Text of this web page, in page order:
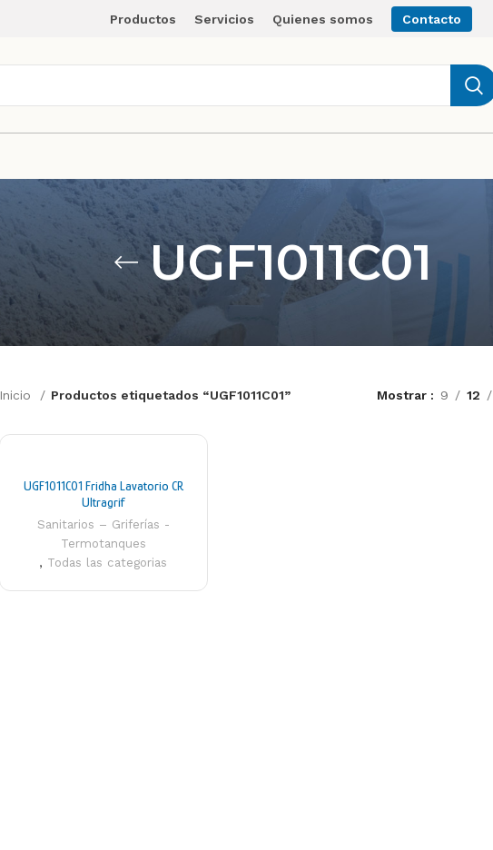
Productos Servicios Quienes somos Contacto
UGF1011C01
Inicio Productos etiquetados “UGF1011C01” Mostrar 9 12
UGF1011C01 Fridha Lavatorio CR
Ultragrif
Sanitarios – Griferías -
Termotanques
, Todas las categorias